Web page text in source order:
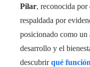
Pilar, reconocida
respaldada por
posicionado como un
desarrollo y el
descubrirqué